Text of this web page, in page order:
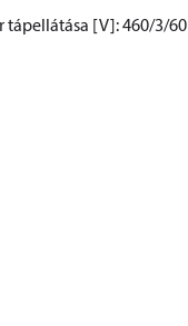
tápellátása [V]: 460/3/60